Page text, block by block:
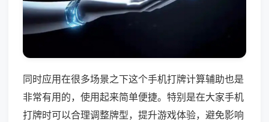
同时应用在很多场景之下这个手机打牌计算辅助也是
非常有用的，使用起来简单便捷。特别是在大家手机
打牌时可以合理调整牌型，提升游戏体验，避免影响